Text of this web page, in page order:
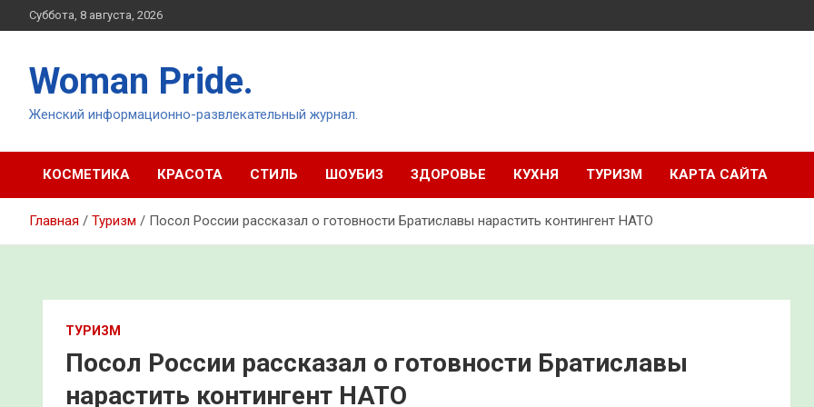
Перейти
к
Суббота, 8 августа, 2026
Woman Pride.
Женский информационно-развлекательный журнал.
КОСМЕТИКА КРАСОТА СТИЛЬ ШОУБИЗ ЗДОРОВЬЕ КУХНЯ ТУРИЗМ КАРТА САЙТА
Главная Туризм Посол России рассказал о готовности Братиславы нарастить контингент НАТО
ТУРИЗМ
Посол России рассказал о готовности Братиславы
нарастить контингент НАТО